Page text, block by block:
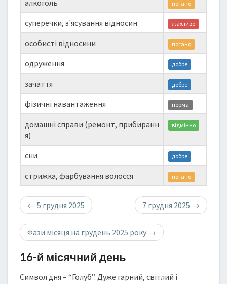
алкоголь погано
суперечки, з'ясування відносин жахливо
особисті відносини погано
одруження добре
зачаття добре
фізичні навантаження норма
домашні справи (ремонт, прибиранн
я)
відмінно
сни добре
стрижка, фарбування волосся погано
← 5 грудня 2025 7 грудня 2025 →
Фази місяця на грудень 2025 року →
16-й місячний день
Символ дня – “Голуб”. Дуже гарний, світлий і